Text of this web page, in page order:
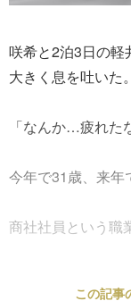
咲希と2泊3日の軽
大きく息を吐いた。
「なんか…疲れた
今年で31歳、来年
商社社員という職
この記事